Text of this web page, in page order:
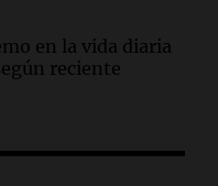
en la vida diaria
reciente